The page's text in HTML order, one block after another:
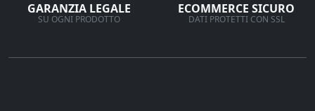
GARANZIA LEGALE
SU OGNI PRODOTTO
ECOMMERCE SICURO
DATI PROTETTI CON SSL